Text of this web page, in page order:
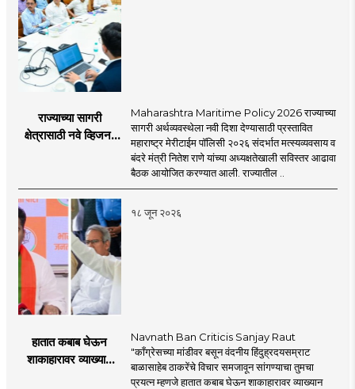
राज्याच्या सागरी
क्षेत्रासाठी नवे व्हिजन;
प्रस्ताव
Maharashtra Maritime Policy 2026 राज्याच्या
सागरी अर्थव्यवस्थेला नवी दिशा देण्यासाठी प्रस्तावित
महाराष्ट्र मेरीटाईम पॉलिसी २०२६ संदर्भात मत्स्यव्यवसाय व
बंदरे मंत्री नितेश राणे यांच्या अध्यक्षतेखाली सविस्तर आढावा
बैठक आयोजित करण्यात आली. राज्यातील ..
१८ जून २०२६
हातात कबाब घेऊन
शाकाहारावर व्याख्यान
Navnath Ban Criticis Sanjay Raut
"काँग्रेसच्या मांडीवर बसून वंदनीय हिंदुह्रदयसम्राट
बाळासाहेब ठाकरेंचे विचार समजावून सांगण्याचा तुमचा
प्रयत्न म्हणजे हातात कबाब घेऊन शाकाहारावर व्याख्यान